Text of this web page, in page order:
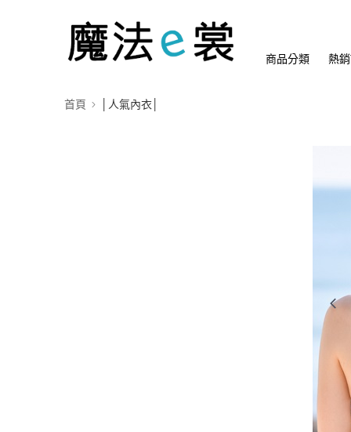
商品分類 熱
首頁 │人氣內衣│